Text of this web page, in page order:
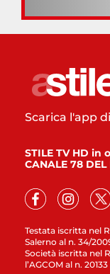
Testata iscritta nel
Salerno al n. 34/
Società iscritta nel
l’AGCOM al n. 20133
Scarica l'app
STILE TV HD in
CANALE 78 DEL